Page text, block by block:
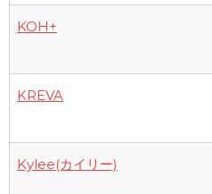
KOH+
KREVA
Kylee(カイリー)